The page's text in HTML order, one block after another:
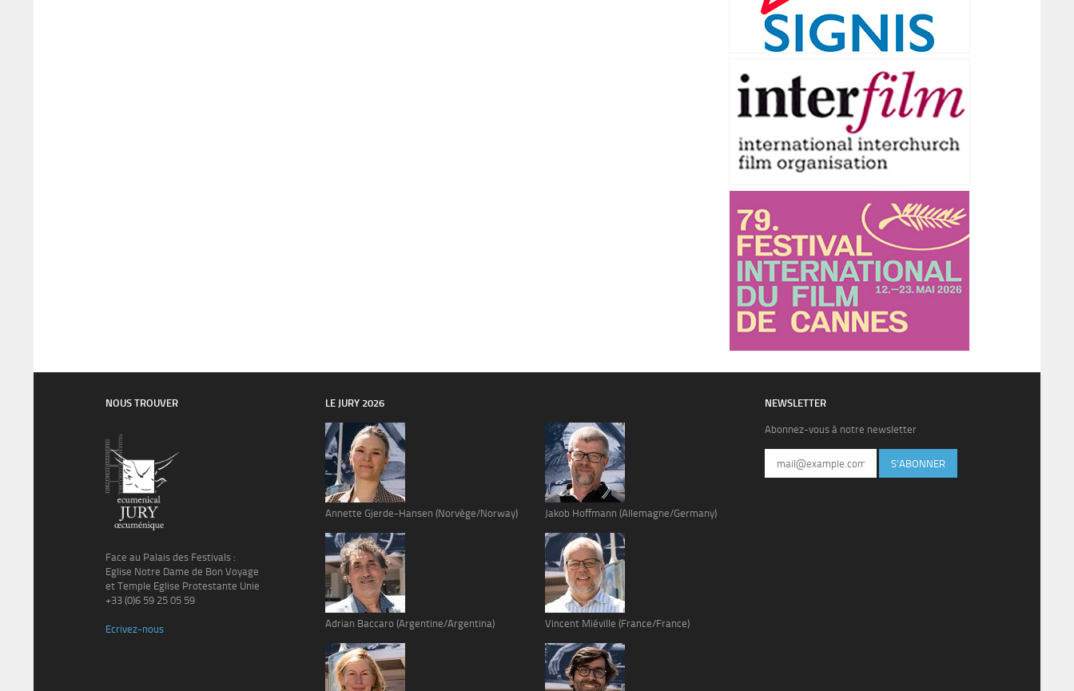
NOUS TROUVER
Face au Palais des Festivals :
Eglise Notre Dame de Bon Voyage
et Temple Eglise Protestante Unie
+33 (0)6 59 25 05 59
Ecrivez-nous
LE JURY 2026
Annette Gjerde-Hansen (Norvège/Norway)
Adrian Baccaro (Argentine/Argentina)
Jakob Hoffmann (Allemagne/Germany)
Vincent Miéville (France/France)
NEWSLETTER
Abonnez-vous à notre newsletter
S'ABONNER